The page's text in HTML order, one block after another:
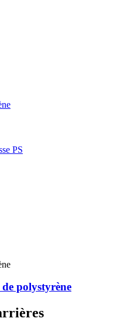
de polystyrène